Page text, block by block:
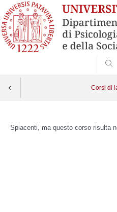
Corsi di
content
Spiacenti, ma questo corso risulta